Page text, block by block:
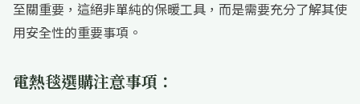
至關重要，這絕非單純的保暖工具，而是需要充分了解其使
用安全性的重要事項。
電熱毯選購注意事項：